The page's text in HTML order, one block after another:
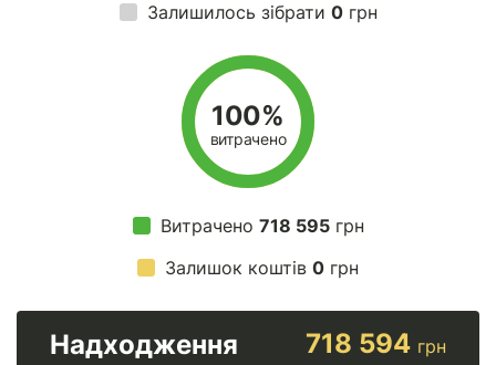
Залишилось зібрати 0грн
100%
витрачено
Витрачено 718 595грн
Залишок коштів 0 грн
Надходження 718 594 грн